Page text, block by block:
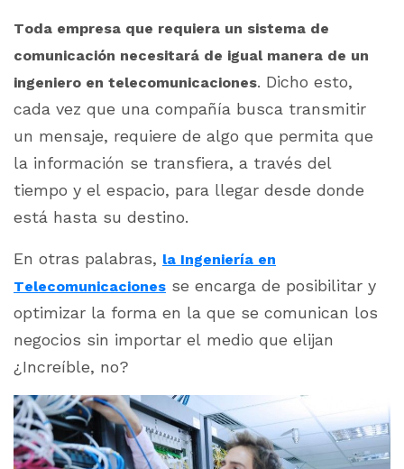
Toda empresa que requiera un sistema de
comunicación necesitará de igual manera de un
ingeniero en telecomunicaciones. Dicho esto,
cada vez que una compañía busca transmitir
un mensaje, requiere de algo que permita que
la información se transfiera, a través del
tiempo y el espacio, para llegar desde donde
está hasta su destino.
En otras palabras, la Ingeniería en
Telecomunicaciones se encarga de posibilitar y
optimizar la forma en la que se comunican los
negocios sin importar el medio que elijan
¿Increíble, no?